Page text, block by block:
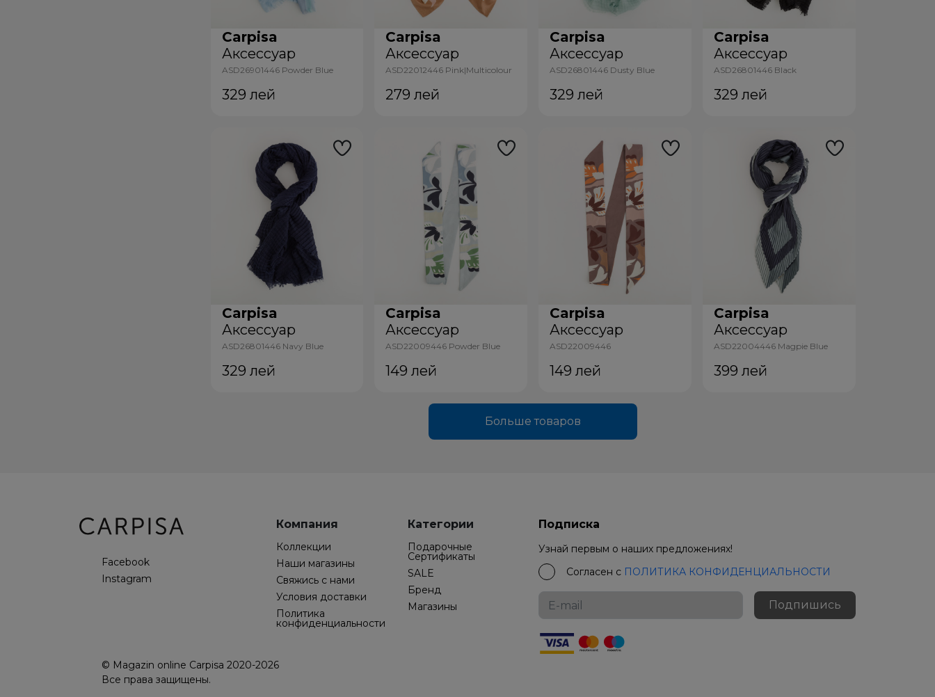
Carpisa
Аксессуар
ASD26901446 Powder Blue
Multicolour
329 лей
Carpisa
Аксессуар
ASD22012446 Pink|Multicolour
279лей
Carpisa
Аксессуар
ASD26801446 Dusty Blue
329лей
Carpisa
Аксессуар
ASD26801446 Black
329лей
Carpisa
Аксессуар
ASD26801446 Navy Blue
329 лей
Carpisa
Аксессуар
ASD22009446 Powder Blue
Multicolour
149лей
Carpisa
Аксессуар
ASD22009446
Taupe|Multicolour
149лей
Carpisa
Аксессуар
ASD22004446 Magpie Blue
Multicolour
399лей
Больше товаров
Facebook
Instagram
Компания
Коллекции
Наши магазины
Свяжись с нами
Условия доставки
Политика
конфиденциальности
Категории
Подарочные
Cертификаты
SALE
Бренд
Магазины
Подписка
Узнай первым о наших предложениях!
Согласен с ПОЛИТИКА КОНФИДЕНЦИАЛЬНОСТИ
Подпишись
© Magazin online Carpisa 2020-2026
Все права защищены.